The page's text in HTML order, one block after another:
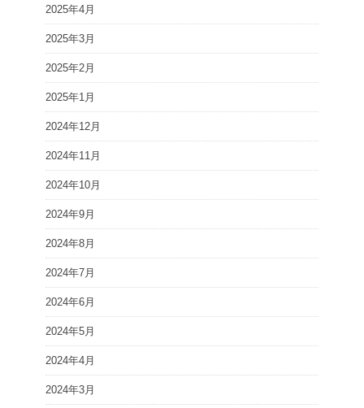
2025年4月
2025年3月
2025年2月
2025年1月
2024年12月
2024年11月
2024年10月
2024年9月
2024年8月
2024年7月
2024年6月
2024年5月
2024年4月
2024年3月